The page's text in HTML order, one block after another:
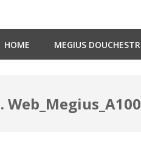
HOME MEGIUS